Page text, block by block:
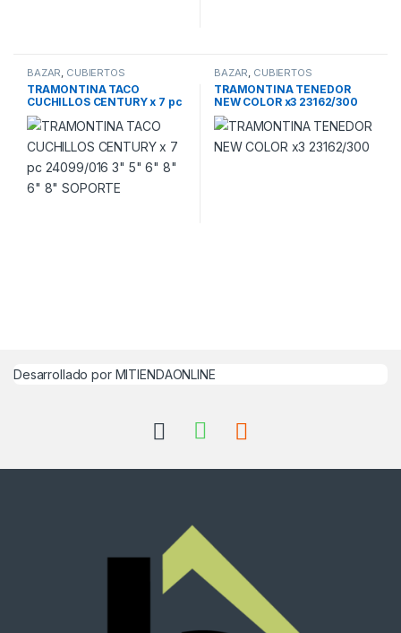
BAZAR, CUBIERTOS
TRAMONTINA TACO
CUCHILLOS CENTURY x 7 pc
24099/016 3″ 5″ 6″ 8″ 6″ 8″
SOPORTE
BAZAR, CUBIERTOS
TRAMONTINA TENEDOR
NEW COLOR x3 23162/300
Desarrollado por MITIENDAONLINE